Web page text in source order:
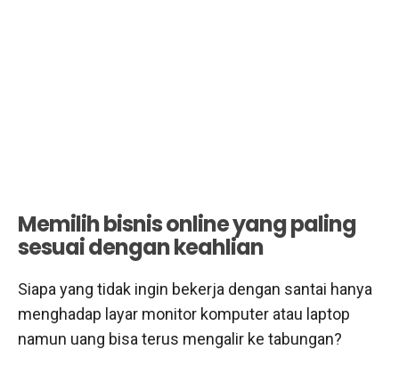
Memilih bisnis online yang paling
sesuai dengan keahlian
Siapa yang tidak ingin bekerja dengan santai hanya
menghadap layar monitor komputer atau laptop
namun uang bisa terus mengalir ke tabungan?